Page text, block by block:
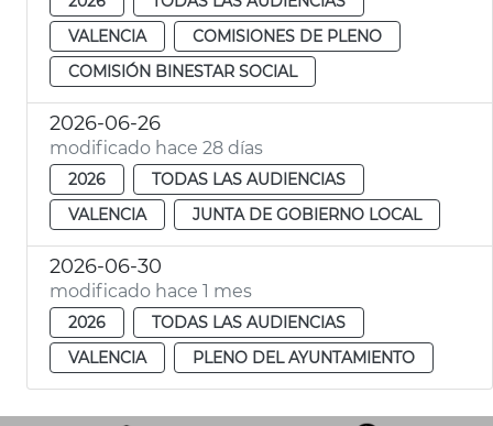
VALENCIA
COMISIONES DE PLENO
COMISIÓN BINESTAR SOCIAL
2026-06-26
modificado hace 28 días
2026
TODAS LAS AUDIENCIAS
VALENCIA
JUNTA DE GOBIERNO LOCAL
2026-06-30
modificado hace 1 mes
2026
TODAS LAS AUDIENCIAS
VALENCIA
PLENO DEL AYUNTAMIENTO